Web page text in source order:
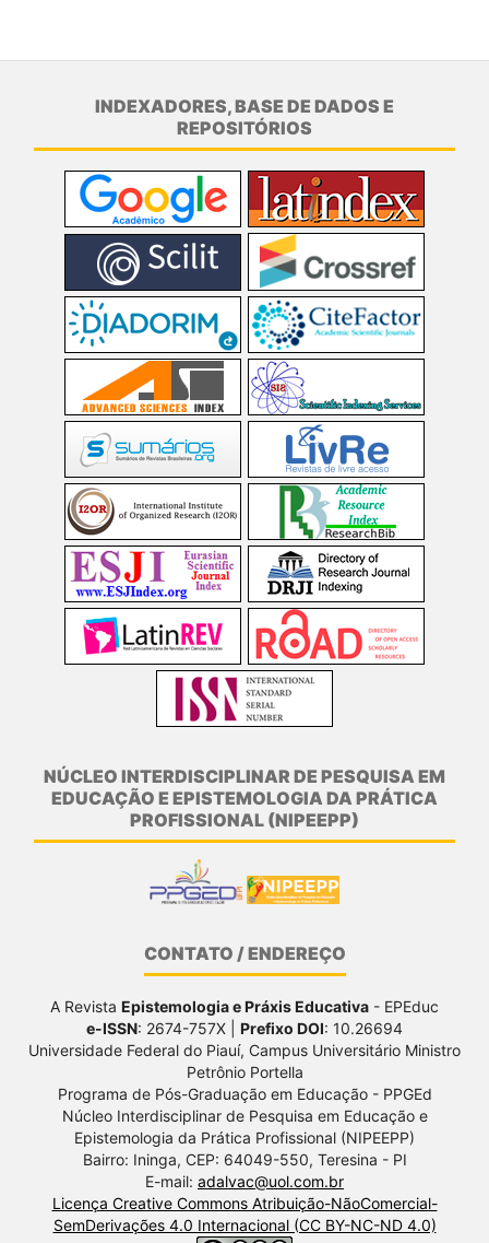
INDEXADORES, BASE DE DADOS E
REPOSITÓRIOS
NÚCLEO INTERDISCIPLINAR DE PESQUISA EM
EDUCAÇÃO E EPISTEMOLOGIA DA PRÁTICA
PROFISSIONAL (NIPEEPP)
CONTATO / ENDEREÇO
A Revista Epistemologia e Práxis Educativa - EPEduc
e-ISSN: 2674-757X | Prefixo DOI: 10.26694
Universidade Federal do Piauí, Campus Universitário Ministro
Petrônio Portella
Programa de Pós-Graduação em Educação - PPGEd
Núcleo Interdisciplinar de Pesquisa em Educação e
Epistemologia da Prática Profissional (NIPEEPP)
Bairro: Ininga, CEP: 64049-550, Teresina - PI
E-mail: adalvac@uol.com.br
Licença Creative Commons Atribuição-NãoComercial-
SemDerivações 4.0 Internacional (CC BY-NC-ND 4.0)